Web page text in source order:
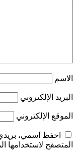
الاسم
البريد الإلكتروني
الموقع الإلكتروني
احفظ اسمي، بريدي
المتصفح لاستخدامها